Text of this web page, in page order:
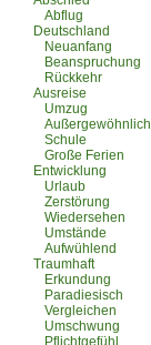
Abflug
Deutschland
Neuanfang
Beanspruchung
Rückkehr
Ausreise
Umzug
Außergewöhnlich
Schule
Große Ferien
Entwicklung
Urlaub
Zerstörung
Wiedersehen
Umstände
Aufwühlend
Traumhaft
Erkundung
Paradiesisch
Vergleichen
Umschwung
Pflichtgefühl